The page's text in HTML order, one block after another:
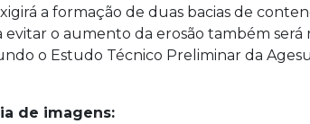
a formação de duas bacias de
evitar o aumento da erosão também
o Estudo Técnico Preliminar da
de imagens: